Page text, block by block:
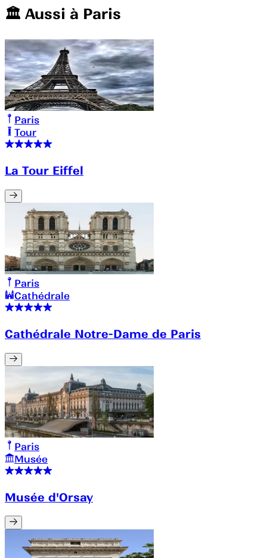
🏛️️ Aussi à Paris
Paris
Tour
La Tour Eiffel
Paris
Cathédrale
Cathédrale Notre-Dame de Paris
Paris
Musée
Musée d'Orsay